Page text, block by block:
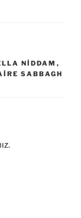
NIDDAM ,
SABBAGH
.